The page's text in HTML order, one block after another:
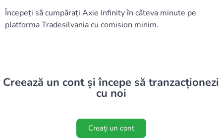
Începeți să cumpărați Axie Infinity în câteva minute pe
platforma Tradesilvania cu comision minim.
Creează un cont și începe să tranzacționezi
cu noi
Creați un cont